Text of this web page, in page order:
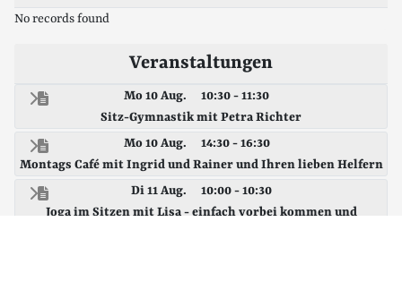
No records found
Veranstaltungen
Mo 10 Aug.
10:30 - 11:30
Sitz-Gymnastik mit Petra Richter
Mo 10 Aug.
14:30 - 16:30
Montags Café mit Ingrid und Rainer und Ihren lieben Helfern
Di 11 Aug.
10:00 - 10:30
Joga im Sitzen mit Lisa - einfach vorbei kommen und